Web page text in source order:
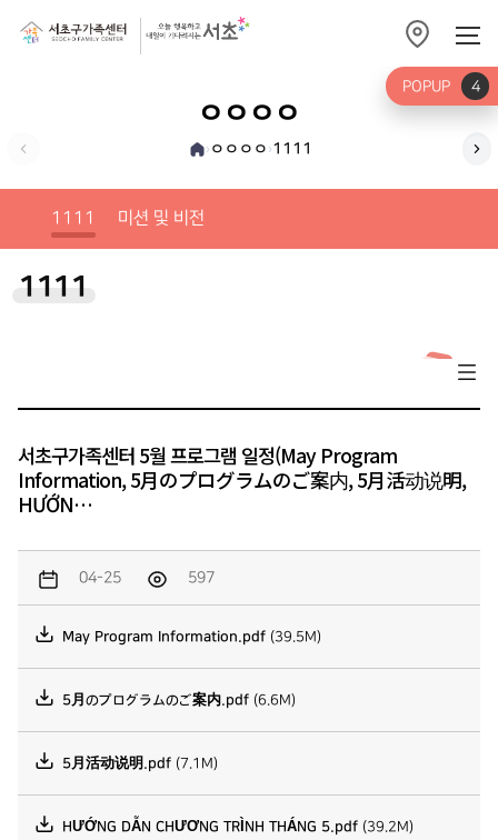
ㅇㅇㅇㅇ
› ㅇㅇㅇㅇ ›1111 미
1111 미션 및 비전
1111
서초구가족센터 5월 프로그램 일정(May Program
Information, 5月のプログラムのご案内, 5月活动说明,
HƯỚN…
04-25 597
May Program Information.pdf (39.5M)
5月のプログラムのご案内.pdf (6.6M)
5月活动说明.pdf (7.1M)
HƯỚNG DẪN CHƯƠNG TRÌNH THÁNG 5.pdf (39.2M)
POPUP 4